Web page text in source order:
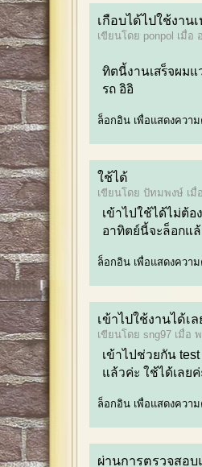
เกือบได้ไปใช้งาน
เขียนโดย ponpol เมื่อ
ทิตนี้งานเสร็จผม
รถ อิอิ
ล็อกอิน เพื่อแสดงควา
ใช้ได้
เขียนโดย ปัทมพงษ์ เมื่
เข้าไปใช้ได้ไม่ต้อ
อาทิตย์นี้จะล็อกแ
ล็อกอิน เพื่อแสดงควา
เข้าไปใช้งานได้เ
เขียนโดย sng97 เมื่อ
เข้าไปช่วยกัน
แล้วค่ะ ใช้ได้เลยค่
ล็อกอิน เพื่อแสดงควา
ผ่านการตรวจสอบ